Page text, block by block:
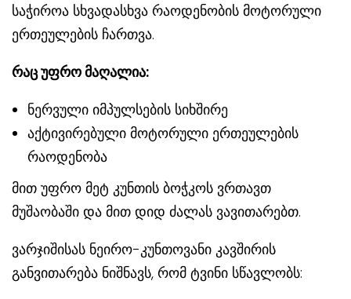
საჭიროა სხვადასხვა რაოდენობის მოტორული
ერთეულების ჩართვა.
რაც უფრო მაღალია:
ნერვული იმპულსების სიხშირე
აქტივირებული მოტორული ერთეულების
რაოდენობა
მით უფრო მეტ კუნთის ბოჭკოს ვრთავთ
მუშაობაში და მით დიდ ძალას ვავითარებთ.
ვარჯიშისას ნეირო-კუნთოვანი კავშირის
განვითარება ნიშნავს, რომ ტვინი სწავლობს: